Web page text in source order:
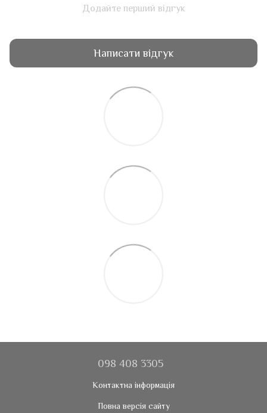
Додайте перший відгук
Написати відгук
098 408 3305
Контактна інформація
Повна версія сайту